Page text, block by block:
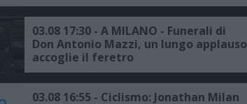
03.08 17:30 - A MILANO - Funerali di
Don Antonio Mazzi, un lungo applauso
accoglie il feretro
03.08 16:55 - Ciclismo: Jonathan Milan